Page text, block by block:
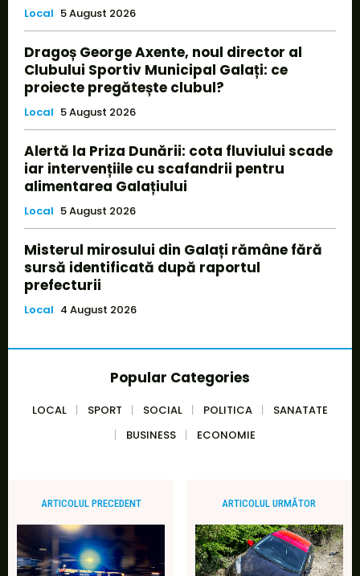
Local 5 August 2026
Dragoș George Axente, noul director al
Clubului Sportiv Municipal Galați: ce
proiecte pregătește clubul?
Local 5 August 2026
Alertă la Priza Dunării: cota fluviului scade
iar intervențiile cu scafandrii pentru
alimentarea Galațiului
Local 5 August 2026
Misterul mirosului din Galați rămâne fără
sursă identificată după raportul
prefecturii
Local 4 August 2026
Popular Categories
LOCAL SPORT SOCIAL POLITICA
SANATATE
BUSINESS
ECONOMIE
ARTICOLUL PRECEDENT ARTICOLUL URMĂTOR